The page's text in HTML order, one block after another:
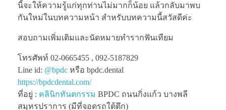
นี้จะให้ความรู้แก่ทุกท่านไม่มากก็น้อย แล้วกลับมาพบ
กันใหม่ในบทความหน้า สำหรับบทความนี้สวัสดีค่ะ
สอบถามเพิ่มเติมและนัดหมายทำรากฟันเทียม
โทรศัพท์ 02-0665455 , 092-5187829
Line id: @bpdc หรือ bpdc.dental
https://bpdcdental.com/
ที่อยู่ : คลินิกทันตกรรม BPDC ถนนกิ่งแก้ว บางพลี
สมุทรปราการ (มีที่จอดรถใต้ตึก)